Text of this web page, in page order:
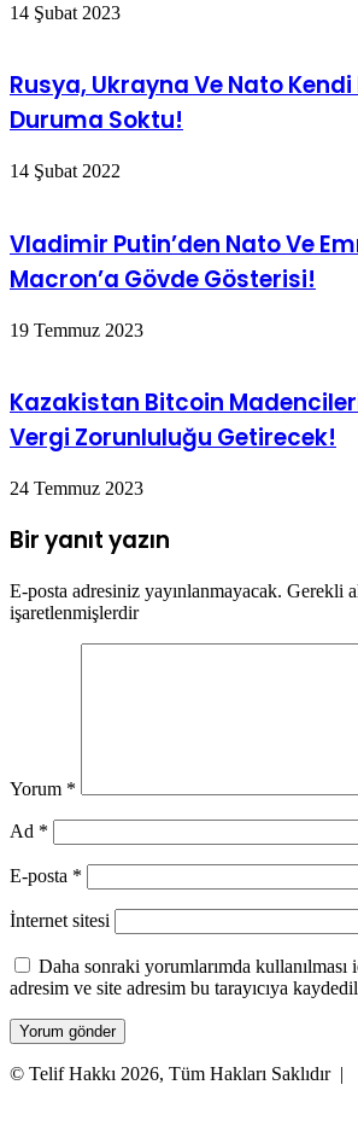
14 Şubat 2023
Rusya, Ukrayna Ve Nato
Duruma Soktu!
14 Şubat 2022
Vladimir Putin’den Nato Ve
Macron’a Gövde Gösterisi!
19 Temmuz 2023
Kazakistan Bitcoin
Vergi Zorunluluğu Getirecek!
24 Temmuz 2023
Bir yanıt yazın
E-posta adresiniz yayınlanmayacak. Gerekli
işaretlenmişlerdir
Yorum *
Ad *
E-posta *
İnternet sitesi
Daha sonraki yorumlarımda kullanılması
adresim ve site adresim bu tarayıcıya
© Telif Hakkı 2026, Tüm Hakları Saklıdır |